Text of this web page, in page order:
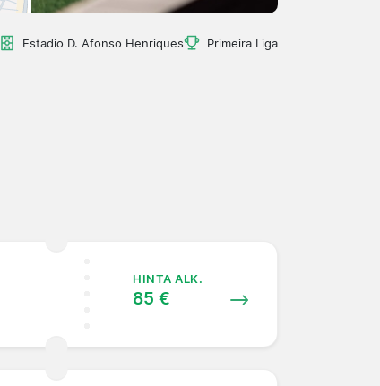
Estadio D. Afonso Henriques Primeira Liga
HINTA ALK.
85 €